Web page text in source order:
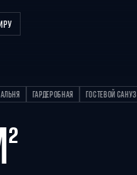
ГАРДЕРОБНАЯ ГОСТЕВОЙ
3